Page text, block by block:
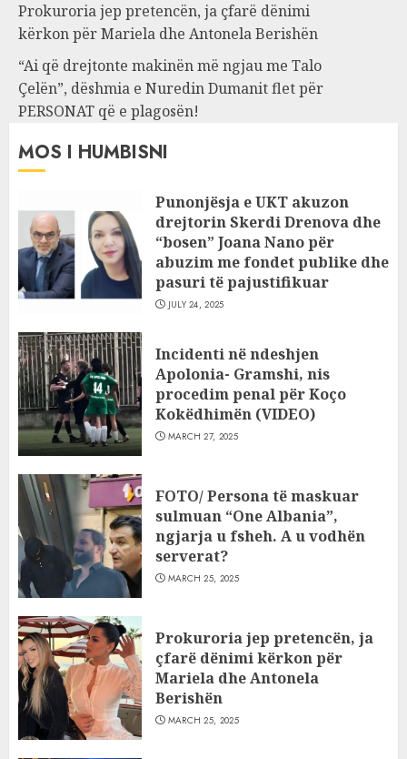
Prokuroria jep pretencën, ja çfarë dënimi
kërkon për Mariela dhe Antonela Berishën
“Ai që drejtonte makinën më ngjau me Talo
Çelën”, dëshmia e Nuredin Dumanit flet për
PERSONAT që e plagosën!
MOS I HUMBISNI
Punonjësja e UKT akuzon
drejtorin Skerdi Drenova dhe
“bosen” Joana Nano për
abuzim me fondet publike dhe
pasuri të pajustifikuar
JULY 24, 2025
Incidenti në ndeshjen
Apolonia- Gramshi, nis
procedim penal për Koço
Kokëdhimën (VIDEO)
MARCH 27, 2025
FOTO/ Persona të maskuar
sulmuan “One Albania”,
ngjarja u fsheh. A u vodhën
serverat?
MARCH 25, 2025
Prokuroria jep pretencën, ja
çfarë dënimi kërkon për
Mariela dhe Antonela
Berishën
MARCH 25, 2025